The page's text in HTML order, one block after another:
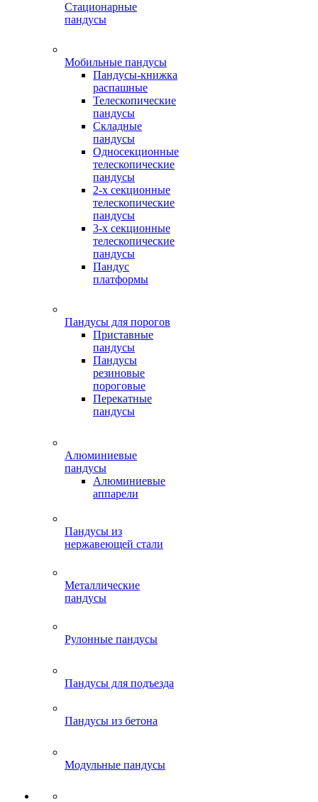
Стационарные
пандусы
Мобильные пандусы
Пандусы-книжка
распашные
Телескопические
пандусы
Складные
пандусы
Односекционные
телескопические
пандусы
2-х секционные
телескопические
пандусы
3-х секционные
телескопические
пандусы
Пандус
платформы
Пандусы для порогов
Приставные
пандусы
Пандусы
резиновые
пороговые
Перекатные
пандусы
Алюминиевые
пандусы
Алюминиевые
аппарели
Пандусы из
нержавеющей стали
Металлические
пандусы
Рулонные пандусы
Пандусы для подъезда
Пандусы из бетона
Модульные пандусы